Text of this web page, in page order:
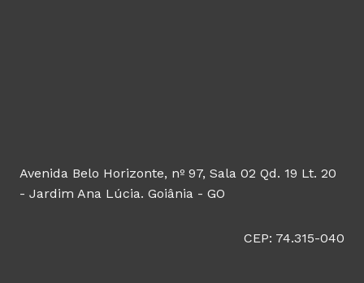
Avenida Belo Horizonte, nº 97, Sala 02 Qd. 19 Lt. 20
- Jardim Ana Lúcia. Goiânia - GO
CEP: 74.315-040